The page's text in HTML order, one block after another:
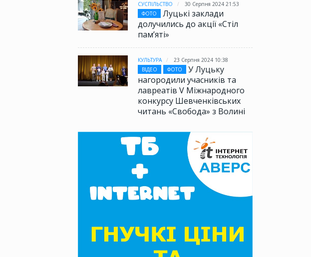
СУСПІЛЬСТВО
30 Серпня 2024 21:53
ФОТО
Луцькі заклади
долучились до акції «Стіл
памʼяті»
КУЛЬТУРА
23 Серпня 2024 10:38
ВІДЕО
ФОТО
У Луцьку
нагородили учасників та
лавреатів V Міжнародного
конкурсу Шевченківських
читань «Свобода» з Волині